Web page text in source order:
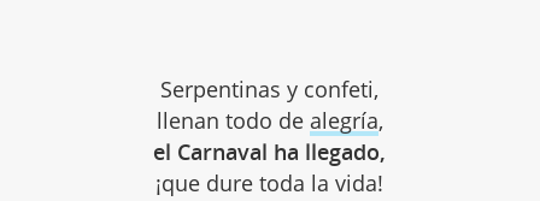
Serpentinas y confeti,
llenan todo de alegría,
el Carnaval ha llegado,
¡que dure toda la vida!